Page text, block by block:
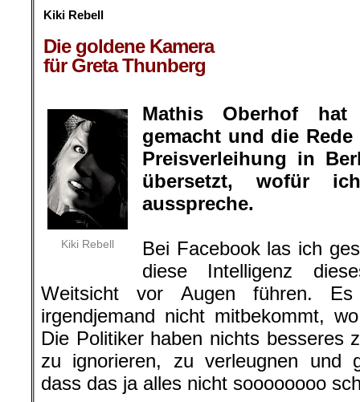
Kiki Rebell
Die goldene Kamera
für Greta Thunberg
Kiki Rebell
Mathis Oberhof
gemacht und die
Preisverleihung in
übersetzt, wofür
ausspreche.
Bei Facebook las ich
diese Intelligenz
Weitsicht vor Augen führen.
irgendjemand nicht mitbekommt,
Die Politiker haben nichts besseres
zu ignorieren, zu verleugnen und
dass das ja alles nicht soooooooo